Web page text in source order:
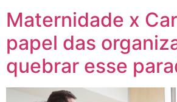
Maternidade x
papel das
quebrar esse